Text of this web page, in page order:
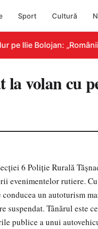
Sport Cultură
pe Ilie Bolojan:
la volan cu
6 Poliţie Rurală
evenimentelor rutiere.
un autoturism
suspendat. Tânărul este
publice a unui